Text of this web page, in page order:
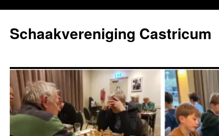
de
inhoud
Schaakvereniging Castricum